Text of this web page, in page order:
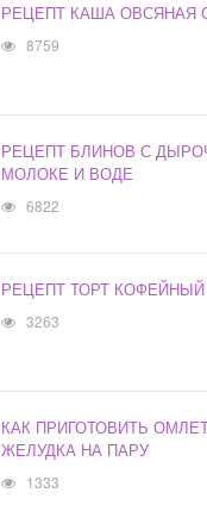
РЕЦЕПТ КАША ОВСЯНАЯ
8759
РЕЦЕПТ БЛИНОВ С
МОЛОКЕ И ВОДЕ
6822
РЕЦЕПТ ТОРТ
3263
КАК ПРИГОТОВИТЬ
ЖЕЛУДКА НА ПАРУ
1333